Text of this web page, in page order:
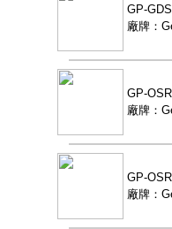
GP-
廠牌：
GP-
廠牌：
GP-
廠牌：